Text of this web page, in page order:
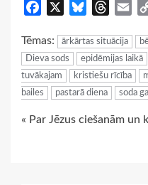
Facebook BlueskyThreads
Tēmas: ārkārtas situācija
Dieva sods
epidēmijas laikā
tuvākajam
kristiešu rīcība
bailes
pastarā diena soda
Continue
« Par Jēzus ciešanām un